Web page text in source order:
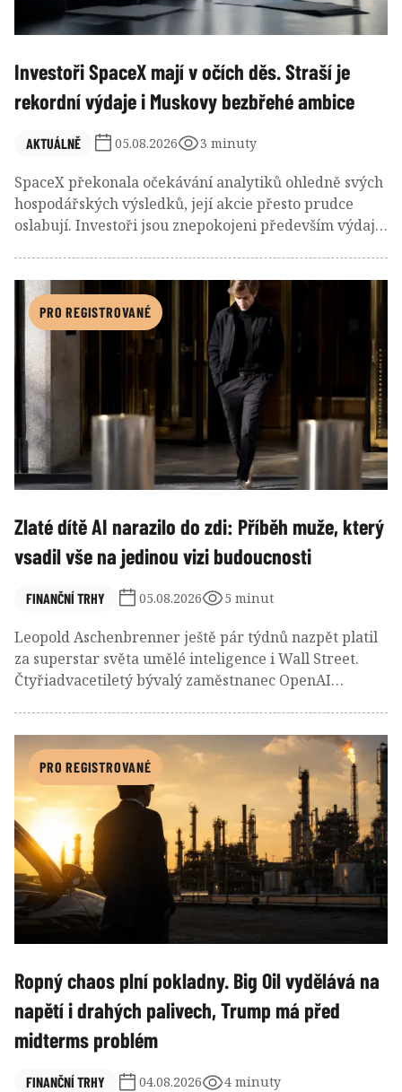
Investoři SpaceX mají v očích děs. Straší je
rekordní výdaje i Muskovy bezbřehé ambice
AKTUÁLNĚ 05.08.2026 3 minuty
SpaceX překonala očekávání analytiků ohledně svých
hospodářských výsledků, její akcie přesto prudce
oslabují. Investoři jsou znepokojeni především výdaji
centra na oběžné dráze i další expanzi Starlinku.
PRO REGISTROVANÉ
Zlaté dítě AI narazilo do zdi: Příběh muže, který
vsadil vše na jedinou vizi budoucnosti
FINANČNÍ TRHY 05.08.2026 5 minut
Leopold Aschenbrenner ještě pár týdnů nazpět platil
za superstar světa umělé inteligence i Wall Street.
Čtyřiadvacetiletý bývalý zaměstnanec OpenAI
procent. Víra a páka, které jej vynesly nahoru se však
v posledních dnech staly příčinou jeho dramatického
pádu.
PRO REGISTROVANÉ
Ropný chaos plní pokladny. Big Oil vydělává na
napětí i drahých palivech, Trump má před
midterms problém
FINANČNÍ TRHY 04.08.2026 4 minuty